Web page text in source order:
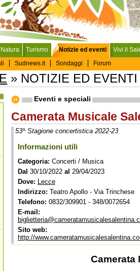
Turismo
Notizie ed eventi
Sudnews.it Sondaggi Forum
Vivi il
» NOTIZIE ED
Eventi e speciali
Camerata Musicale
53^ Stagione concertistica 2022-23
Informazioni utili
Categoria: Concerti / Musica
Dal 30/10/2022 al 29/04/2023
Dove: Lecce
Indirizzo: Teatro Apollo - Via Trinchese
Telefono: 0832/309901 - 348/0072654
E-mail:
Sito web:
http://
Camerata